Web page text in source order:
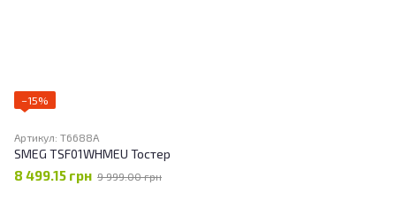
−15%
Артикул: T6688А
SMEG TSF01WHMEU Тостер
8 499.15 грн 9 999.00 грн